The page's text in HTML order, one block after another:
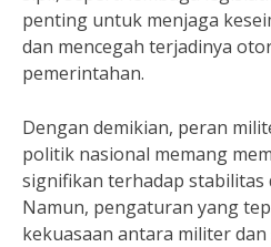
penting untuk menjaga
dan mencegah terjadinya
pemerintahan.
Dengan demikian, peran
politik nasional memang
signifikan terhadap stabilitas
Namun, pengaturan yang
kekuasaan antara militer